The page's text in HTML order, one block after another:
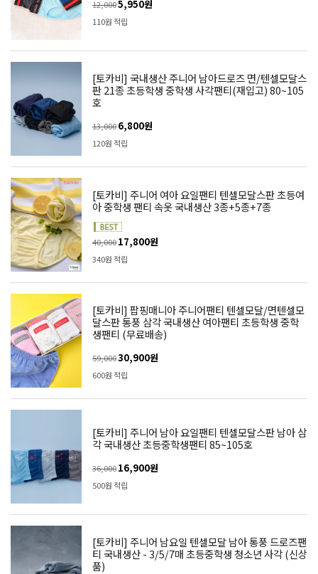
12,0005,950원
110원 적립
[토카비] 국내생산 주니어 남아드로즈 면/텐셀모달스
판 21종 초등학생 중학생 사각팬티(재입고) 80~105
호
13,0006,800원
120원 적립
[토카비] 주니어 여아 요일팬티 텐셀모달스판 초등여
아 중학생 팬티 속옷 국내생산 3종+5종+7종
40,00017,800원
340원 적립
[토카비] 팝핑매니아 주니어팬티 텐셀모달/면텐셀모
달스판 통풍 삼각 국내생산 여아팬티 초등학생 중학
생팬티 (무료배송)
59,00030,900원
600원 적립
[토카비] 주니어 남아 요일팬티 텐셀모달스판 남아 삼
각 국내생산 초등중학생팬티 85~105호
36,00016,900원
500원 적립
[토카비] 주니어 남요일 텐셀모달 남아 통풍 드로즈팬
티 국내생산 - 3/5/7매 초등중학생 청소년 사각 (신상
품)